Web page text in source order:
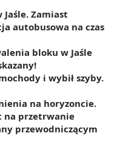
Zamiast
autobusowa na czas
bloku w Jaśle
i wybił szyby.
na horyzoncie.
na przetrwanie
przewodniczącym